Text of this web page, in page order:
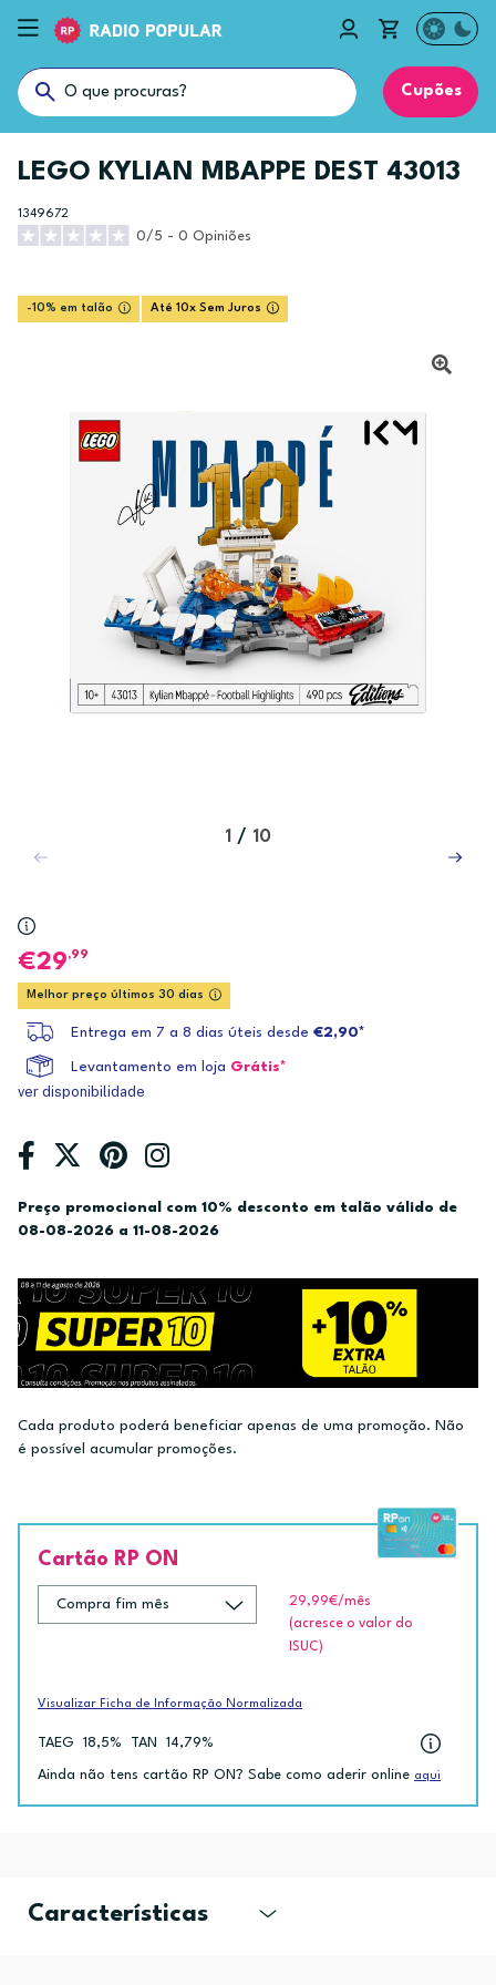
Cupões
LEGO KYLIAN MBAPPE DEST 43013
1349672
0/5 - 0 Opiniões
-10% em talão Até 10x Sem Juros
1 / 10
29,99
Melhor preço últimos 30 dias
Entrega em 7 a 8 dias úteis desde €2,90*
Levantamento em loja Grátis*
ver disponibilidade
Preço promocional com 10% desconto em talão válido de
08-08-2026 a 11-08-2026
Cada produto poderá beneficiar apenas de uma promoção. Não
é possível acumular promoções.
Cartão RP ON
29,99€/mês
(acresce o valor do
ISUC)
Visualizar Ficha de Informação Normalizada
TAEG 18,5% TAN 14,79%
Ainda não tens cartão RP ON? Sabe como aderir online aqui
Características